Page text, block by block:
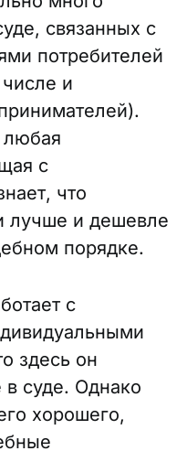
связанных с
потребителей
и
любая
с
что
лучше и дешевле
порядке.
с
здесь он
в суде. Однако
хорошего,